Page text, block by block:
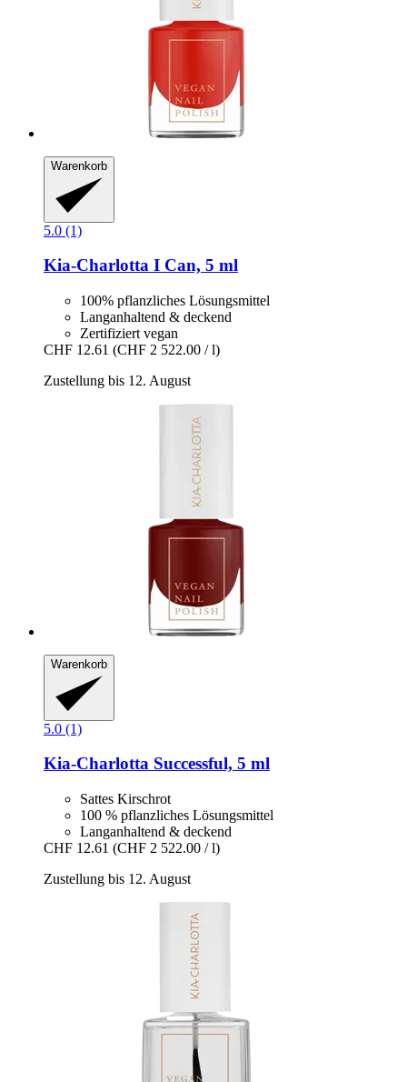
Warenkorb
5.0 (1)
Kia-Charlotta I Can, 5 ml
100% pflanzliches Lösungsmittel
Langanhaltend & deckend
Zertifiziert vegan
CHF 12.61 (CHF 2 522.00 / l)
Zustellung bis 12. August
Warenkorb
5.0 (1)
Kia-Charlotta Successful, 5 ml
Sattes Kirschrot
100 % pflanzliches Lösungsmittel
Langanhaltend & deckend
CHF 12.61 (CHF 2 522.00 / l)
Zustellung bis 12. August